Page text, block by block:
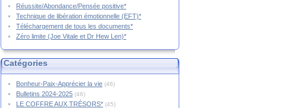
Réussite/Abondance/Pensée positive*
Technique de libération émotionnelle (EFT)*
Téléchargement de tous les documents*
Zéro limite (Joe Vitale et Dr Hew Len)*
Catégories
Bonheur-Paix-Apprécier la vie (46)
Bulletins 2024-2025 (46)
LE COFFRE AUX TRÉSORS* (45)